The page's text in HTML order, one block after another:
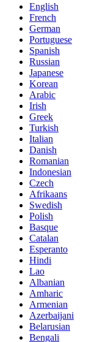
English
French
German
Portuguese
Spanish
Russian
Japanese
Korean
Arabic
Irish
Greek
Turkish
Italian
Danish
Romanian
Indonesian
Czech
Afrikaans
Swedish
Polish
Basque
Catalan
Esperanto
Hindi
Lao
Albanian
Amharic
Armenian
Azerbaijani
Belarusian
Bengali